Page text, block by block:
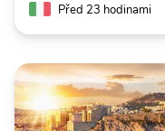
Před 23 hodinami